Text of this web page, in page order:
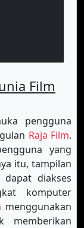
Film
pengguna
Raja Film.
yang
itu, tampilan
dapat diakses
komputer
menggunakan
memberikan